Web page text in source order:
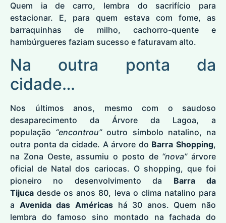
Quem ia de carro, lembra do sacrifício para
estacionar. E, para quem estava com fome, as
barraquinhas de milho, cachorro-quente e
hambúrgueres faziam sucesso e faturavam alto.
Na outra ponta da
cidade…
Nos últimos anos, mesmo com o saudoso
desaparecimento da Árvore da Lagoa, a
população “encontrou”outro símbolo natalino, na
outra ponta da cidade. A árvore do Barra Shopping,
na Zona Oeste, assumiu o posto de “nova”árvore
oficial de Natal dos cariocas. O shopping, que foi
pioneiro no desenvolvimento da Barra da
Tijuca desde os anos 80, leva o clima natalino para
a Avenida das Américas há 30 anos. Quem não
lembra do famoso sino montado na fachada do